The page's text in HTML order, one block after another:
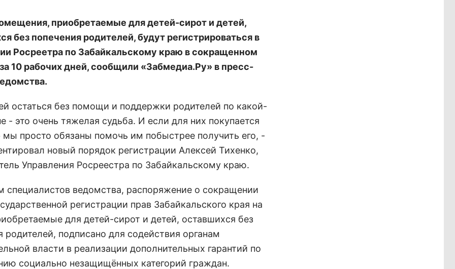
приобретаемые для детей-сирот и детей,
без попечения родителей, будут регистрироваться в
Росреетра по Забайкальскому краю в сокращенном
10 рабочих дней, сообщили «Забмедиа.Ру» в пресс-
остаться без помощи и поддержки родителей по какой-
- это очень тяжелая судьба. И если для них покупается
мы просто обязаны помочь им побыстрее получить его, -
новый порядок регистрации Алексей Тихенко,
Управления Росреестра по Забайкальскому краю.
специалистов ведомства, распоряжение о сокращении
регистрации прав Забайкальского края на
для детей-сирот и детей, оставшихся без
родителей, подписано для содействия органам
власти в реализации дополнительных гарантий по
социально незащищённых категорий граждан.